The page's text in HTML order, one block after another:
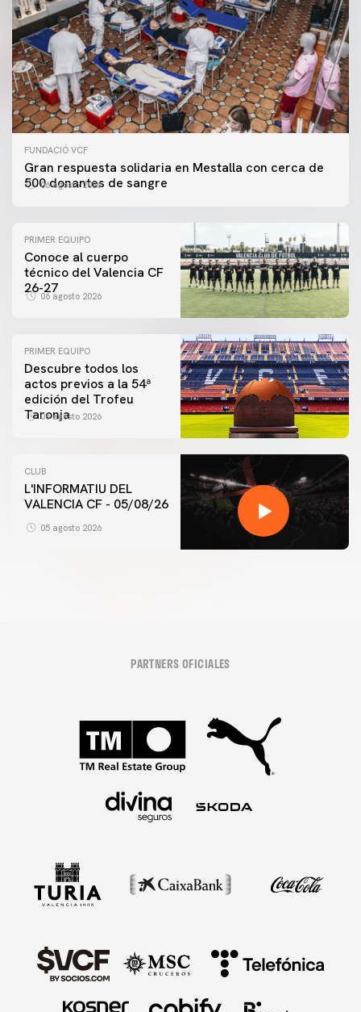
FUNDACIÓ VCF
Gran respuesta solidaria en Mestalla con cerca de
500 donantes de sangre
06 agosto 2026
PRIMER EQUIPO
Conoce al cuerpo
técnico del Valencia CF
26-27
06 agosto 2026
PRIMER EQUIPO
Descubre todos los
actos previos a la 54ª
edición del Trofeu
Taronja
06 agosto 2026
CLUB
L'INFORMATIU DEL
VALENCIA CF - 05/08/26
05 agosto 2026
PARTNERS OFICIALES